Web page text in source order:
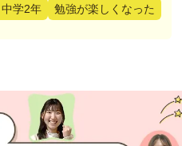
中学2年 勉強が楽しくなった